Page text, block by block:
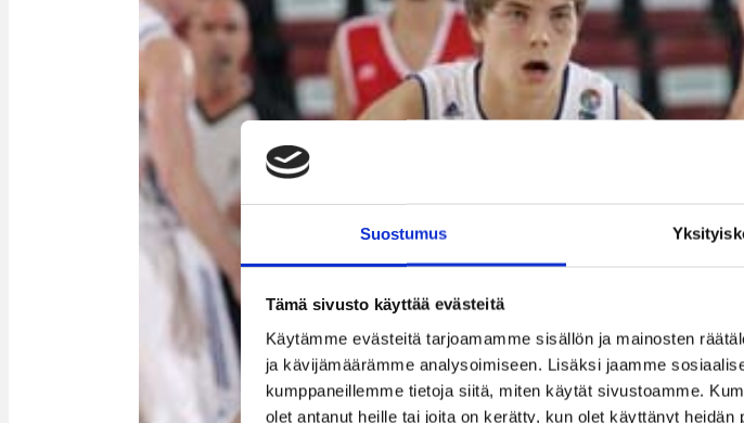
Suostumus
Tämä sivusto käyttää evästeitä
Käytämme evästeitä tarjoamamme sisällön ja mainosten
ja kävijämäärämme analysoimiseen. Lisäksi jaamme
kumppaneillemme tietoja siitä, miten käytät sivustoamme.
olet antanut heille tai joita on kerätty, kun olet käyttänyt heidän